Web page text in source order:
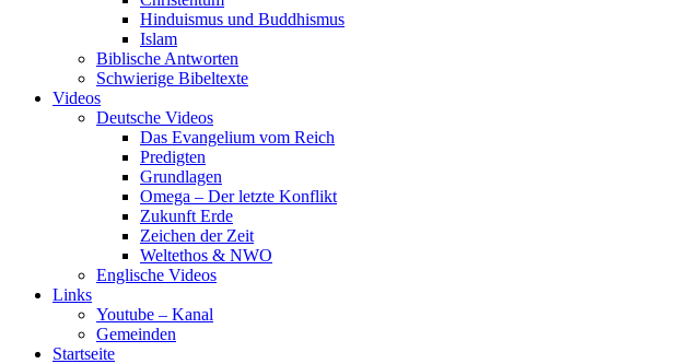
Hinduismus und Buddhismus
Islam
Biblische Antworten
Schwierige Bibeltexte
Videos
Deutsche Videos
Das Evangelium vom Reich
Predigten
Grundlagen
Omega – Der letzte Konflikt
Zukunft Erde
Zeichen der Zeit
Weltethos & NWO
Englische Videos
Links
Youtube – Kanal
Gemeinden
Startseite